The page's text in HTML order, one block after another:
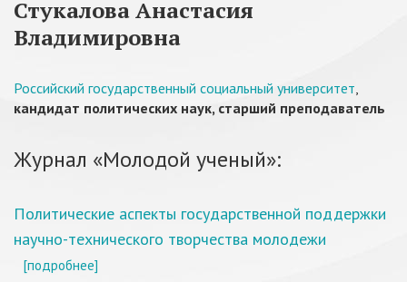
Стукалова Анастасия
Владимировна
Российский государственный социальный университет,
кандидат политических наук, старший преподаватель
Журнал «Молодой ученый»:
Политические аспекты государственной поддержки
научно-технического творчества молодежи
[подробнее]